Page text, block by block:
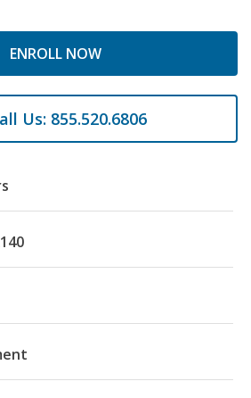
ENROLL NOW
Us: 855.520.6806